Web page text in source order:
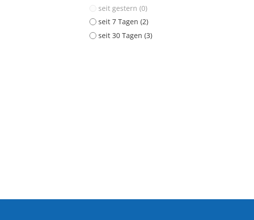
seit gestern (0)
seit 7 Tagen (2)
seit 30 Tagen (3)